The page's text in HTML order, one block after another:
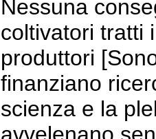
Nessuna
coltivatori tratti
produttori
finanziano
scienza e la
avvelenano